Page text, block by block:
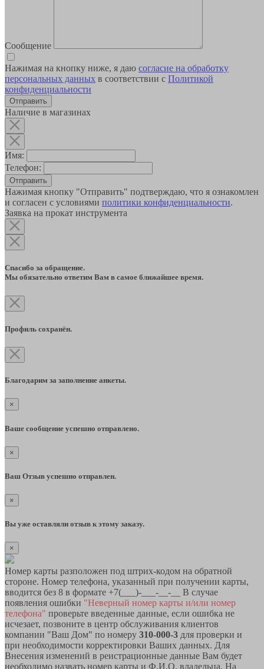
Сообщение
Нажимая на кнопку ниже, я даю согласие на обработку
персональных данных в соответствии с Политикой
конфиденциальности
Наличие в магазинах
Имя:
Телефон:
Отправить
Нажимая кнопку "Отправить" подтверждаю, что я ознакомлен
и согласен с условиями политики конфиденциальности.
Заявка на прокат инструмента
Спасибо за обращение.
Мы обязательно ответим Вам в самое ближайшее время.
Профиль сохранён.
Благодарим за заполнение анкеты.
×
Ваше сообщение успешно отправлено.
×
Ваш Отзыв успешно отправлен.
×
Вы уже оставляли отзыв к этому заказу.
×
Номер карты разположен под штрих-кодом на обратной
стороне. Номер телефона, указанный при получении карты,
вводится без 8 в формате +7(___)-___-__-__ В случае
появления ошибки "Неверный номер карты и/или номер
телефона" проверьте введенные данные, если ошибка не
исчезает, позвоните в центр обслуживания клиентов
компании "Ваш Дом" по номеру 310-000-3 для проверки и
при необходимости корректировки Ваших данных. Для
Внесения изменений в реистрационные данные Вам будет
необходимо назвать номер карты и Ф.И.О. владельца. На